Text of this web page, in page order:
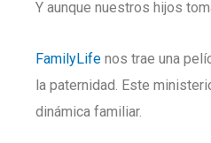
Y aunque nuestros hijos
FamilyLife nos trae una
la paternidad. Este
dinámica familiar.